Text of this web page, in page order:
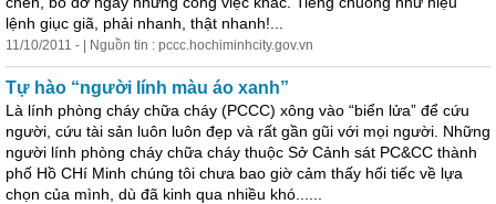
lệnh giục giã, phải nhanh, thật nhanh!...
11/10/2011 - | Nguồn tin : pccc.hochiminhcity.gov.vn
Tự hào “người lính màu áo xanh”
Là lính phòng cháy chữa cháy (PCCC) xông vào “biển lửa” để cứu
người, cứu tài sản luôn luôn đẹp và rất gần gũi với mọi người. Những
người lính phòng cháy chữa cháy thuộc Sở Cảnh sát PC&CC thành
phố Hồ CHí Minh chúng tôi chưa bao giờ cảm thấy hối tiếc về lựa
chọn của mình, dù đã kinh qua nhiều khó......